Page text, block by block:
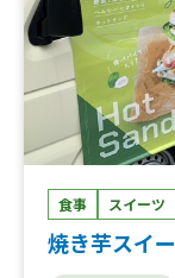
食事 スイーツ
焼き芋スイ